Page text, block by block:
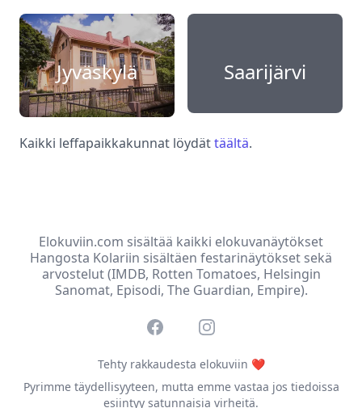
Jyväskylä Saarijärvi
Kaikki leffapaikkakunnat löydättäältä.
Elokuviin.com sisältää kaikki elokuvanäytökset
Hangosta Kolariin sisältäen festarinäytökset sekä
arvostelut (IMDB, Rotten Tomatoes, Helsingin
Sanomat, Episodi, The Guardian, Empire).
FacebookInstagram
Tehty rakkaudesta elokuviin ❤️
Pyrimme täydellisyyteen, mutta emme vastaa jos tiedoissa
esiintyy satunnaisia virheitä.